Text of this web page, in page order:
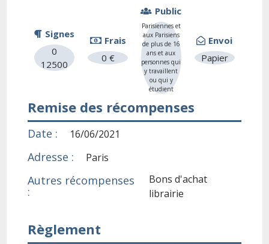
Signes
0
12500
Frais
0 €
Public
Parisiennes et
aux Parisiens
de plus de 16
ans et aux
personnes qui
y travaillent
ou qui y
étudient
Envoi
Papier
Remise des récompenses
Date : 16/06/2021
Adresse : Paris
Autres récompenses
:
Bons d'achat
librairie
Règlement